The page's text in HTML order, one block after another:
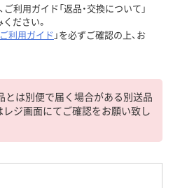
ご利用ガイド「返品・交換について」
ださい。
ご利用ガイド 」を必ずご確認の上、お
とは別便で届く場合がある別送品
レジ画面にてご確認をお願い致し